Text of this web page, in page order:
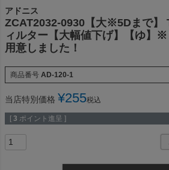
アドニス
ZCAT2032-0930【大※5Dまで】
ィルター【大幅値下げ】【ゆ】
用意しました！
商品番号 AD-120-1
当店特別価格 ¥255税込
[ 3 ポイント進呈 ]